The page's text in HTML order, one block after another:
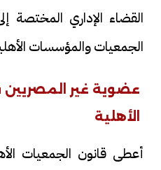
القضاء الإداري
الجمعيات والمؤسسات
عضوية غير
الأهلية
أعطى قانون الجمعيات